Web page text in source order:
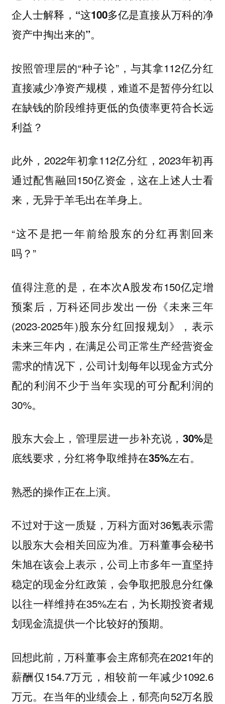
企人士解释， “这100多亿是直接从万科的净
资产中掏出来的”。
按照管理层的“种子论”，与其拿112亿分红
直接减少净资产规模，难道不是暂停分红以
在缺钱的阶段维持更低的负债率更符合长远
利益？
此外，2022年初拿112亿分红，2023年初再
通过配售融回150亿资金，这在上述人士看
来， 无异于羊毛出在羊身上。
“这不是把一年前给股东的分红再割回来
吗？”
值得注意的是，在本次A股发布150亿定增
预案后，万科还同步发出一份《未来三年
(2023-2025年)股东分红回报规划》，表示
未来三年内，在满足公司正常生产经营资金
需求的情况下，公司计划每年以现金方式分
配的利润不少于当年实现的可分配利润的
30%。
股东大会上，管理层进一步补充说， 30%是
底线要求，分红将争取维持在35%左右。
熟悉的操作正在上演。
不过对于这一质疑，万科方面对36氪表示需
以股东大会相关回应为准。万科董事会秘书
朱旭在该会上表示，公司上市多年一直坚持
稳定的现金分红政策，会争取把股息分红像
以往一样维持在35%左右，为长期投资者规
划现金流提供一个比较好的预期。
回想此前，万科董事会主席郁亮在2021年的
薪酬仅154.7万元，相较前一年减少1092.6
万元。在当年的业绩会上，郁亮向52万名股